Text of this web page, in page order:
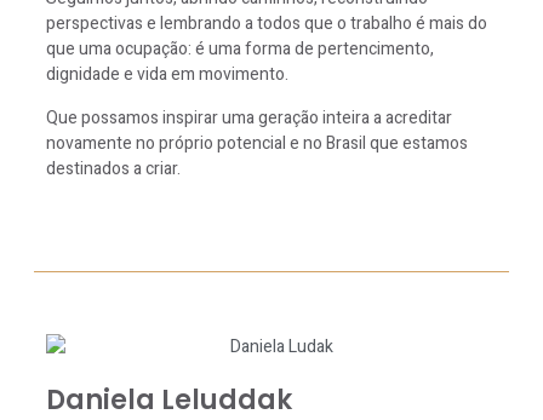
perspectivas e lembrando a todos que o trabalho é mais do
que uma ocupação: é uma forma de pertencimento,
dignidade e vida em movimento.
Que possamos inspirar uma geração inteira a acreditar
novamente no próprio potencial e no Brasil que estamos
destinados a criar.
Daniela Leluddak